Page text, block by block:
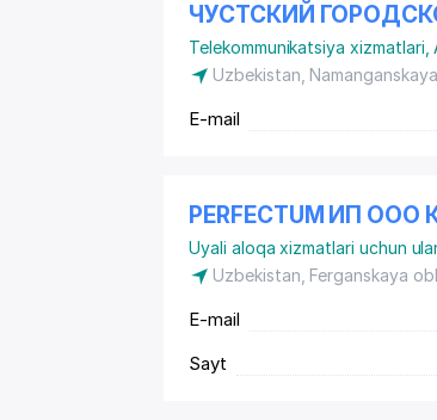
ЧУСТСКИЙ
Telekommunikatsiya xizmatlari ,
Uzbekistan,
E-mail
PERFECTUM ИП
Uyali aloqa xizmatlari uchun
Uzbekistan, Ferganskaya
E-mail
Sayt